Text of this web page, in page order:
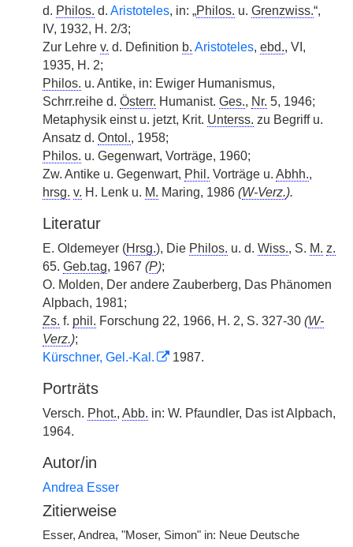
d. Philos. d. Aristoteles, in: „Philos. u. Grenzwiss.“,
IV, 1932, H. 2/3;
Zur Lehre v. d. Definition b. Aristoteles, ebd., VI,
1935, H. 2;
Philos. u. Antike, in: Ewiger Humanismus,
Schrr.reihe d. Österr. Humanist. Ges., Nr. 5, 1946;
Metaphysik einst u. jetzt, Krit. Unterss. zu Begriff u.
Ansatz d. Ontol., 1958;
Philos. u. Gegenwart, Vorträge, 1960;
Zw. Antike u. Gegenwart, Phil. Vorträge u. Abhh.,
hrsg. v. H. Lenk u. M. Maring, 1986 (W-Verz.).
Literatur
E. Oldemeyer (Hrsg.), Die Philos. u. d. Wiss., S. M. z.
65. Geb.tag, 1967 (P);
O. Molden, Der andere Zauberberg, Das Phänomen
Alpbach, 1981;
Zs. f. phil. Forschung 22, 1966, H. 2, S. 327-30 (W-
Verz.);
Kürschner, Gel.-Kal.
1987.
Porträts
Versch. Phot., Abb. in: W. Pfaundler, Das ist Alpbach,
1964.
Autor/in
Andrea Esser
Zitierweise
Esser, Andrea, "Moser, Simon" in: Neue Deutsche